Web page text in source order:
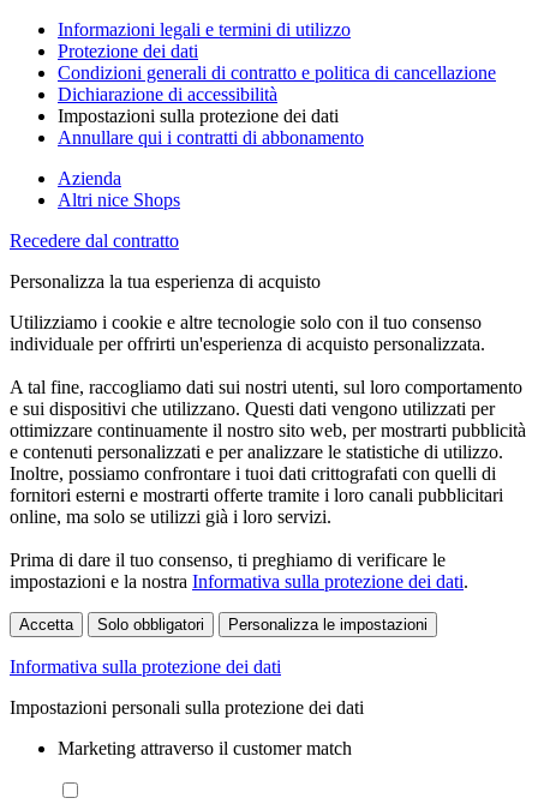
Informazioni legali e termini di utilizzo
Protezione dei dati
Condizioni generali di contratto e politica di cancellazione
Dichiarazione di accessibilità
Impostazioni sulla protezione dei dati
Annullare qui i contratti di abbonamento
Azienda
Altri nice Shops
Recedere dal contratto
Personalizza la tua esperienza di acquisto
Utilizziamo i cookie e altre tecnologie solo con il tuo consenso
individuale per offrirti un'esperienza di acquisto personalizzata.
A tal fine, raccogliamo dati sui nostri utenti, sul loro comportamento
e sui dispositivi che utilizzano. Questi dati vengono utilizzati per
ottimizzare continuamente il nostro sito web, per mostrarti pubblicità
e contenuti personalizzati e per analizzare le statistiche di utilizzo.
Inoltre, possiamo confrontare i tuoi dati crittografati con quelli di
fornitori esterni e mostrarti offerte tramite i loro canali pubblicitari
online, ma solo se utilizzi già i loro servizi.
Prima di dare il tuo consenso, ti preghiamo di verificare le
impostazioni e la nostra Informativa sulla protezione dei dati.
Accetta Solo obbligatori Personalizza le impostazioni
Informativa sulla protezione dei dati
Impostazioni personali sulla protezione dei dati
Marketing attraverso il customer match